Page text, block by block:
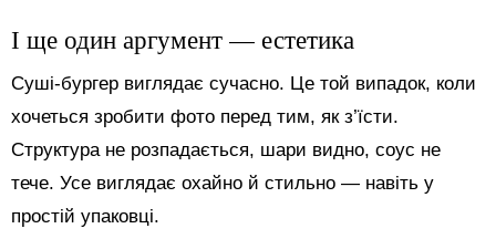
І ще один аргумент — естетика
Суші-бургер виглядає сучасно. Це той випадок, коли
хочеться зробити фото перед тим, як з’їсти.
Структура не розпадається, шари видно, соус не
тече. Усе виглядає охайно й стильно — навіть у
простій упаковці.